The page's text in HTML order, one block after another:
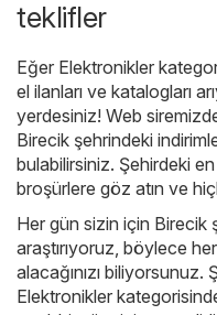
teklifler
Eğer Elektronikler
el ilanları ve katalogları
yerdesiniz! Web
Birecik şehrindeki
bulabilirsiniz. Şehirdeki
broşürlere göz atın ve
Her gün sizin için Birecik
araştırıyoruz, böylece
alacağınızı biliyorsunuz.
Elektronikler